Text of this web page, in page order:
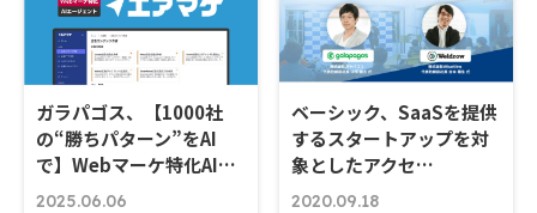
ガラパゴス、【1000社
の“勝ちパターン”をAI
で】Webマーケ特化AI…
2025.06.06
ベーシック、SaaSを提供
するスタートアップを対
象としたアクセ…
2020.09.18